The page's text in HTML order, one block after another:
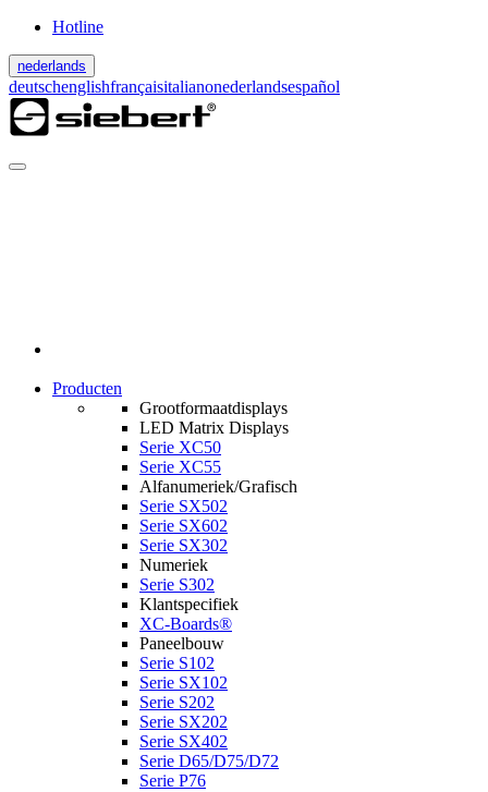
Hotline
nederlands
deutschenglishfrançaisitalianonederlandsespañol
Producten
Grootformaatdisplays
LED Matrix Displays
Serie XC50
Serie XC55
Alfanumeriek/Grafisch
Serie SX502
Serie SX602
Serie SX302
Numeriek
Serie S302
Klantspecifiek
XC-Boards®
Paneelbouw
Serie S102
Serie SX102
Serie S202
Serie SX202
Serie SX402
Serie D65/D75/D72
Serie P76